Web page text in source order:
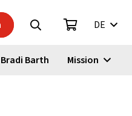
DE
Bradi Barth Mission